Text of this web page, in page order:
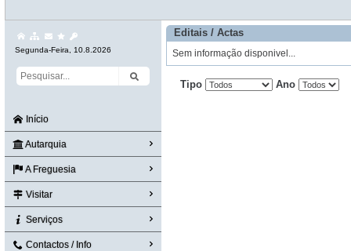
Segunda-Feira, 10.8.2026
Início
Autarquia
A Freguesia
Visitar
Serviços
Contactos / Info
Editais / Actas
Sem informação disponivel...
Tipo Ano